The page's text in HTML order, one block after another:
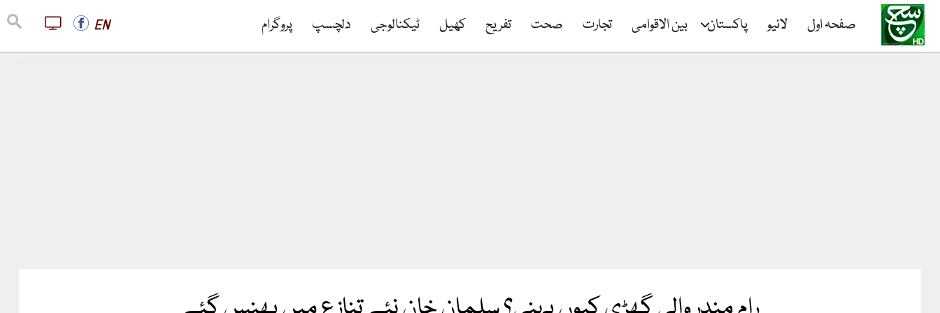
صفحہ اول لائیو پاکستان بین الاقوامی تجارت صحت تفریح کھیل ٹیکنالوجی دلچسپ پروگرام EN